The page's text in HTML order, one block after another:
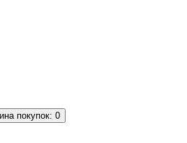
покупок: 0